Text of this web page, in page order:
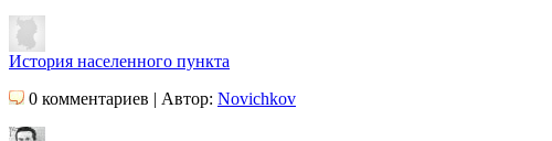
История населенного пункта
0 комментариев | Автор: Novichkov